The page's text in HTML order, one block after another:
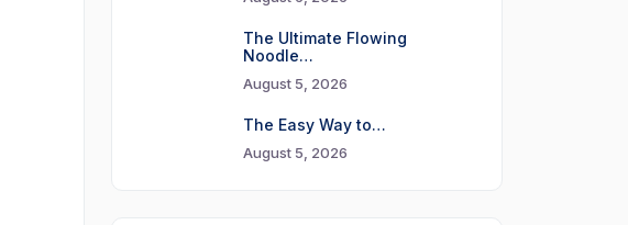
The Ultimate Flowing
Noodle…
August 5, 2026
The Easy Way to…
August 5, 2026